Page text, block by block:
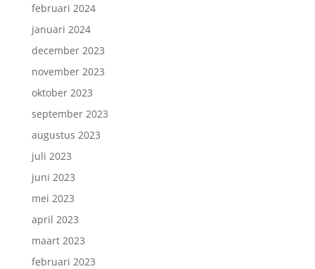
februari 2024
januari 2024
december 2023
november 2023
oktober 2023
september 2023
augustus 2023
juli 2023
juni 2023
mei 2023
april 2023
maart 2023
februari 2023